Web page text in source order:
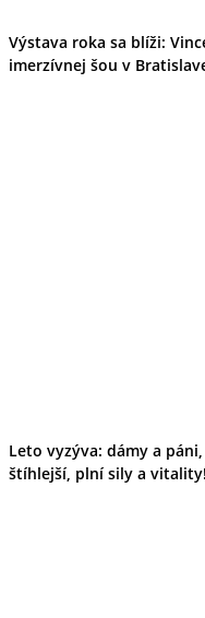
Výstava roka sa blíži:
imerzívnej šou v
Leto vyzýva: dámy a
štíhlejší, plní sily a vitality!